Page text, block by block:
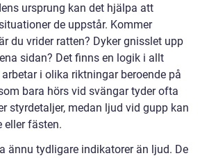
ursprung kan det hjälpa att
de uppstår. Kommer
du vrider ratten? Dyker gnisslet upp
sidan? Det finns en logik i allt
i olika riktningar beroende på
bara hörs vid svängar tyder ofta
styrdetaljer, medan ljud vid gupp kan
eller fästen.
ännu tydligare indikatorer än ljud. De